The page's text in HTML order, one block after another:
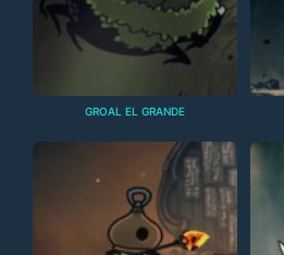
GROAL EL GRANDE